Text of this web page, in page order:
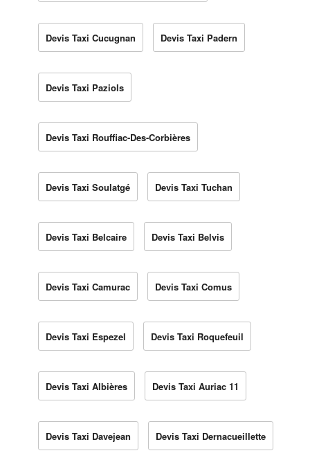
Devis Taxi Cucugnan Devis Taxi Padern
Devis Taxi Paziols
Devis Taxi Rouffiac-Des-Corbières
Devis Taxi Soulatgé Devis Taxi Tuchan
Devis Taxi Belcaire Devis Taxi Belvis
Devis Taxi Camurac Devis Taxi Comus
Devis Taxi Espezel Devis Taxi Roquefeuil
Devis Taxi Albières Devis Taxi Auriac 11
Devis Taxi Davejean Devis Taxi Dernacueillette